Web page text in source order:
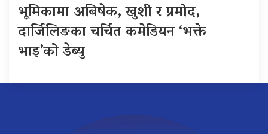
भूमिकामा अबिषेक, खुशी र प्रमोद,
दार्जिलिङका चर्चित कमेडियन ‘भक्ते
भाइ’को डेब्यु